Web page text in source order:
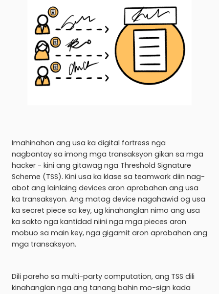
Imahinahon ang usa ka digital fortress nga
nagbantay sa imong mga transaksyon gikan sa mga
hacker - kini ang gitawag nga Threshold Signature
Scheme (TSS). Kini usa ka klase sa teamwork diin nag-
abot ang lainlaing devices aron aprobahan ang usa
ka transaksyon. Ang matag device nagahawid og usa
ka secret piece sa key, ug kinahanglan nimo ang usa
ka sakto nga kantidad niini nga mga pieces aron
mobuo sa main key, nga gigamit aron aprobahan ang
mga transaksyon.
Dili pareho sa multi-party computation, ang TSS dili
kinahanglan nga ang tanang bahin mo-sign kada